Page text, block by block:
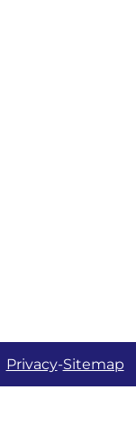
Privacy-Sitemap